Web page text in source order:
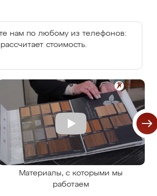
нам по любому из телефонов:
стоимость.
Материалы, с которыми мы
работаем